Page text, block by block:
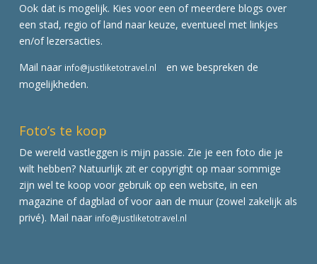
Ook dat is mogelijk. Kies voor een of meerdere blogs over
een stad, regio of land naar keuze, eventueel met linkjes
en/of lezersacties.
Mail naar info@justliketotravel.nl
en we bespreken de
mogelijkheden.
Foto’s te koop
De wereld vastleggen is mijn passie. Zie je een foto die je
wilt hebben? Natuurlijk zit er copyright op maar sommige
zijn wel te koop voor gebruik op een website, in een
magazine of dagblad of voor aan de muur (zowel zakelijk als
privé). Mail naar info@justliketotravel.nl